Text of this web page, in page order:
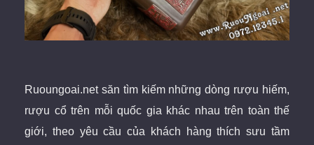
Ruoungoai.net săn tìm kiếm những dòng rượu hiếm,
rượu cổ trên mỗi quốc gia khác nhau trên toàn thế
giới, theo yêu cầu của khách hàng thích sưu tầm